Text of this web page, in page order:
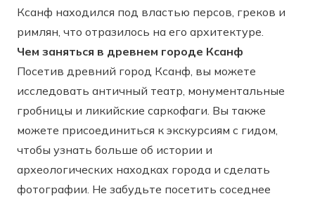
Ксанф находился под властью персов, греков и
римлян, что отразилось на его архитектуре.
Чем заняться в древнем городе Ксанф
Посетив древний город Ксанф, вы можете
исследовать античный театр, монументальные
гробницы и ликийские саркофаги. Вы также
можете присоединиться к экскурсиям с гидом,
чтобы узнать больше об истории и
археологических находках города и сделать
фотографии. Не забудьте посетить соседнее